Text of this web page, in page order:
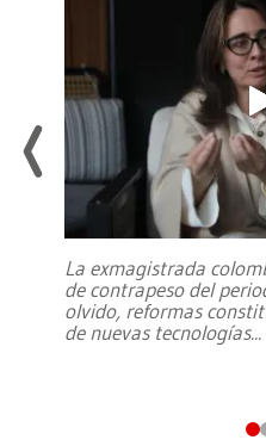
La exmagistrada
de contrapeso del
olvido, reformas
de nuevas tecnologías...